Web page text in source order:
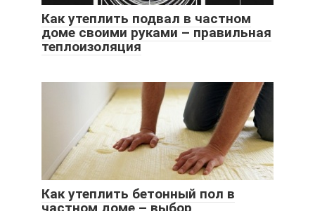
Как утеплить подвал в частном
доме своими руками – правильная
теплоизоляция
Как утеплить бетонный пол в
частном доме – выбор